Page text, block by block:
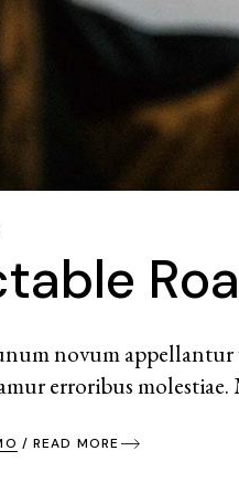
novum
erroribus
READ MORE